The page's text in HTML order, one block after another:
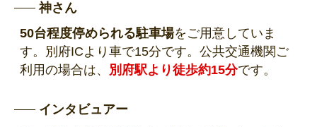
神さん
50台程度停められる駐車場をご用意していま
す。別府ICより車で15分です。公共交通機関ご
利用の場合は、 別府駅より徒歩約15分です。
インタビュアー